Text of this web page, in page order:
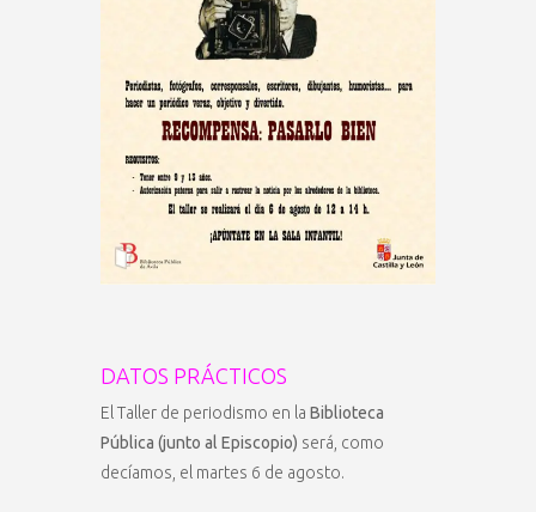
DATOS PRÁCTICOS
El Taller de periodismo en la Biblioteca
Pública (junto al Episcopio) será, como
decíamos, el martes 6 de agosto.